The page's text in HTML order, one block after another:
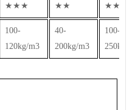
★★★ ★★
100-
120kg/m3
40-
200kg/m3
100-
250kg/